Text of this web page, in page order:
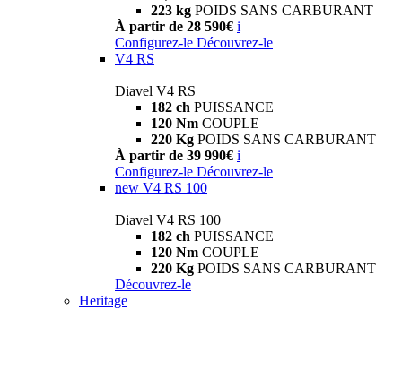
223 kg POIDS SANS CARBURANT
À partir de 28 590€ i
Configurez-le Découvrez-le
V4 RS
Diavel V4 RS
182 ch PUISSANCE
120 Nm COUPLE
220 Kg POIDS SANS CARBURANT
À partir de 39 990€ i
Configurez-le Découvrez-le
new V4 RS 100
Diavel V4 RS 100
182 ch PUISSANCE
120 Nm COUPLE
220 Kg POIDS SANS CARBURANT
Découvrez-le
Heritage